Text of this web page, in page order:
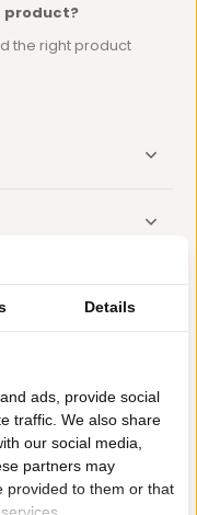
product?
the right product
Details
ads, provide social
traffic. We also share
our social media,
partners may
provided to them or that